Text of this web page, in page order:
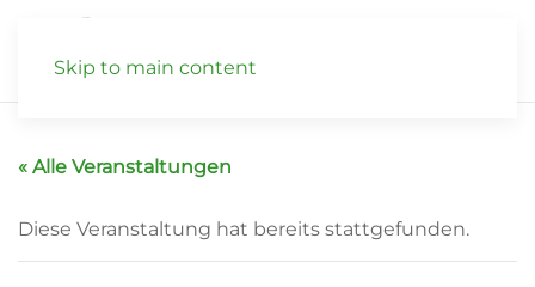
Skip to main content
« Alle Veranstaltungen
Diese Veranstaltung hat bereits stattgefunden.